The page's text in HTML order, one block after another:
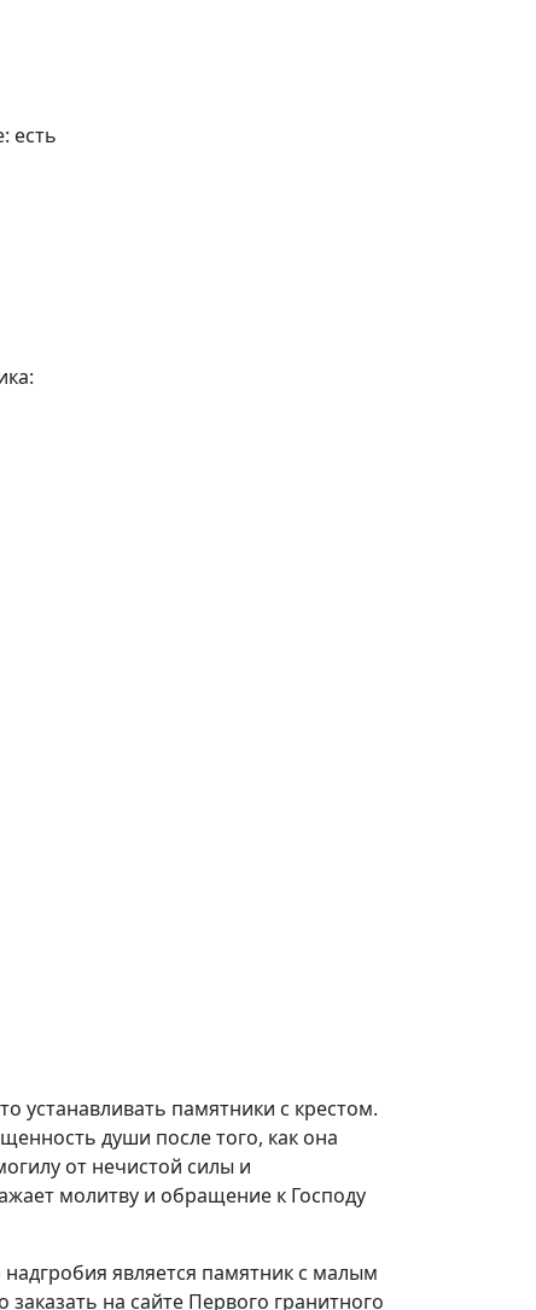
есть
устанавливать памятники с крестом.
души после того, как она
от нечистой силы и
молитву и обращение к Господу
является памятник с малым
на сайте Первого гранитного